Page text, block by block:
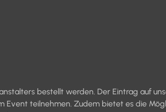
bestellt werden. Der Eintrag auf
Event teilnehmen. Zudem bietet es die